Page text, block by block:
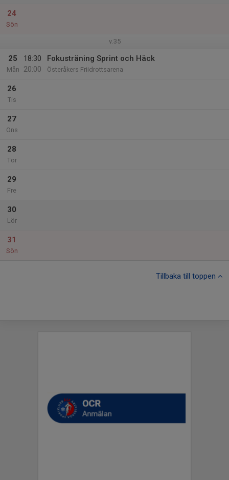
24
Sön
v.35
25
Mån
18:30
20:00
Fokusträning Sprint och Häck
Österåkers Friidrottsarena
26
Tis
27
Ons
28
Tor
29
Fre
30
Lör
31
Sön
Tillbaka till toppen